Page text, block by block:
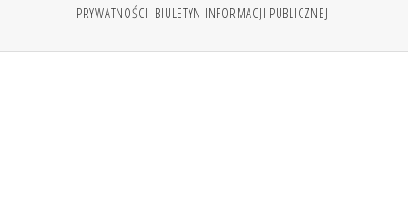
PRYWATNOŚCI BIULETYN INFORMACJI PUBLICZNEJ